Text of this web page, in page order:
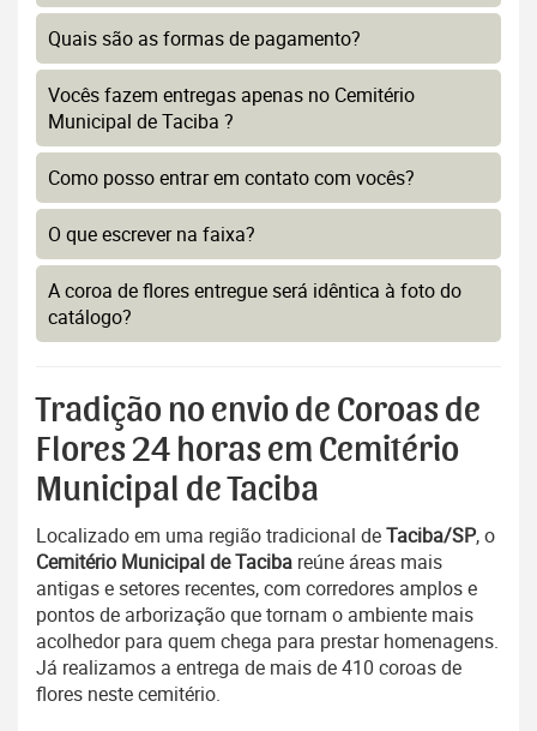
Quais são as formas de pagamento?
Vocês fazem entregas apenas no Cemitério
Municipal de Taciba ?
Como posso entrar em contato com vocês?
O que escrever na faixa?
A coroa de flores entregue será idêntica à foto do
catálogo?
Tradição no envio de Coroas de
Flores 24 horas em Cemitério
Municipal de Taciba
Localizado em uma região tradicional deTaciba/SP, o
Cemitério Municipal de Taciba reúne áreas mais
antigas e setores recentes, com corredores amplos e
pontos de arborização que tornam o ambiente mais
acolhedor para quem chega para prestar homenagens.
Já realizamos a entrega de mais de 410 coroas de
flores neste cemitério.